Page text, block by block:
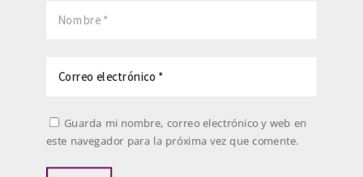
Guarda mi nombre, correo electrónico y web en
este navegador para la próxima vez que comente.